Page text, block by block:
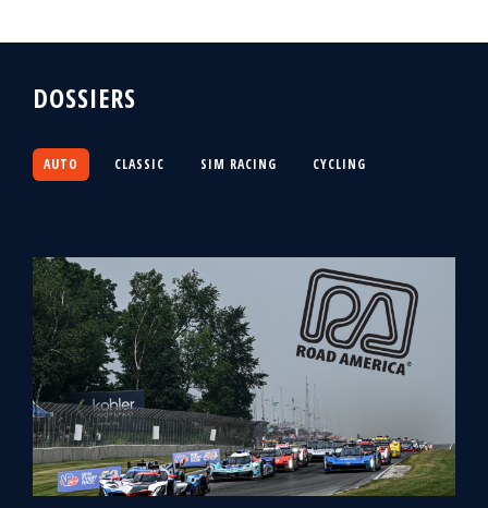
DOSSIERS
AUTO CLASSIC SIM RACING CYCLING